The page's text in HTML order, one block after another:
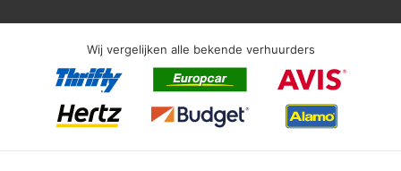
Wij vergelijken alle bekende verhuurders